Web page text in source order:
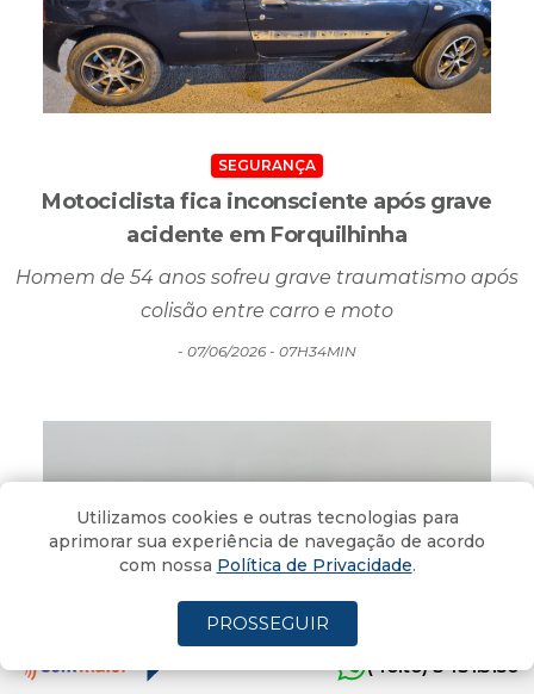
SEGURANÇA
acidente em Forquilhinha
Homem de 54 anos sofreu grave traumatismo após
colisão entre carro e moto
- 07/06/2026 - 07H34MIN
Virada no tempo: chuva e trovoadas devem
(4oito) 3431.5150
Utilizamos cookies e outras tecnologias para
aprimorar sua experiência de navegação de acordo
com nossa Política de Privacidade.
PROSSEGUIR